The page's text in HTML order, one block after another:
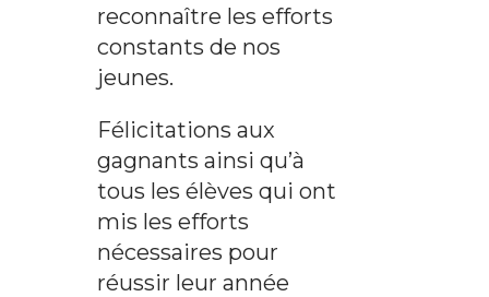
reconnaître les efforts
constants de nos
jeunes.
Félicitations aux
gagnants ainsi qu’à
tous les élèves qui ont
mis les efforts
nécessaires pour
réussir leur année